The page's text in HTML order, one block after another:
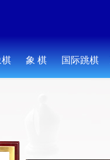
棋 象 棋 国际跳棋